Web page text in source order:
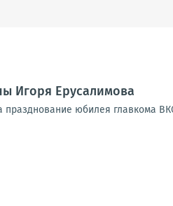
Игоря Ерусалимова
празднование юбилея главкома